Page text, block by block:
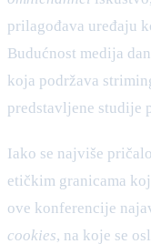
prilagođava uređaju
Budućnost medija
koja podržava
predstavljene studije
Iako se najviše
etičkim granicama
ove konferencije
cookies, na koje se